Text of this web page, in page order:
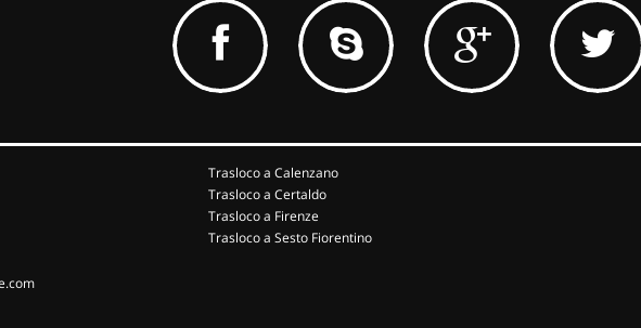
Trasloco a Calenzano
Trasloco a Certaldo
Trasloco a Firenze
Trasloco a Sesto Fiorentino